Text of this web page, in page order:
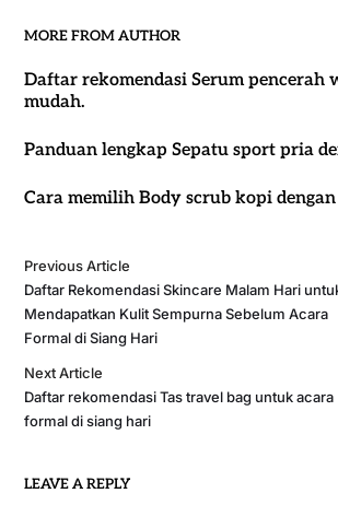
MORE FROM AUTHOR
Daftar rekomendasi Serum pencerah
mudah.
Panduan lengkap Sepatu sport pria
Cara memilih Body scrub kopi
Previous Article
Daftar Rekomendasi Skincare Malam Hari
Mendapatkan Kulit Sempurna Sebelum Acara
Formal di Siang Hari
Next Article
Daftar rekomendasi Tas travel bag untuk acara
formal di siang hari
LEAVE A REPLY